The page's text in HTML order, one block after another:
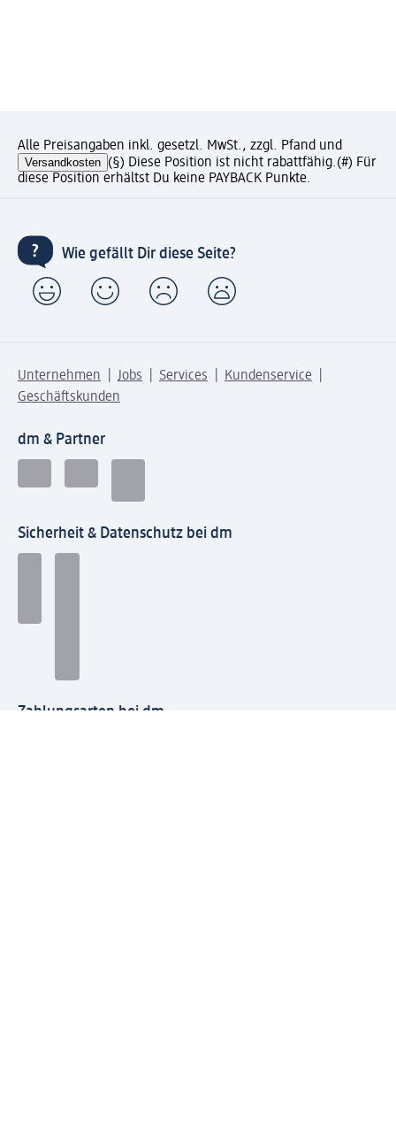
Alle Preisangaben inkl. gesetzl. MwSt., zzgl. Pfand und
Versandkosten (§) Diese Position ist nicht rabattfähig.(#) Für
diese Position erhältst Du keine PAYBACK Punkte.
Wie gefällt Dir diese Seite?
Unternehmen Jobs Services
Kundenservice
Geschäftskunden
dm & Partner
Sicherheit & Datenschutz bei dm
Zahlungsarten bei dm